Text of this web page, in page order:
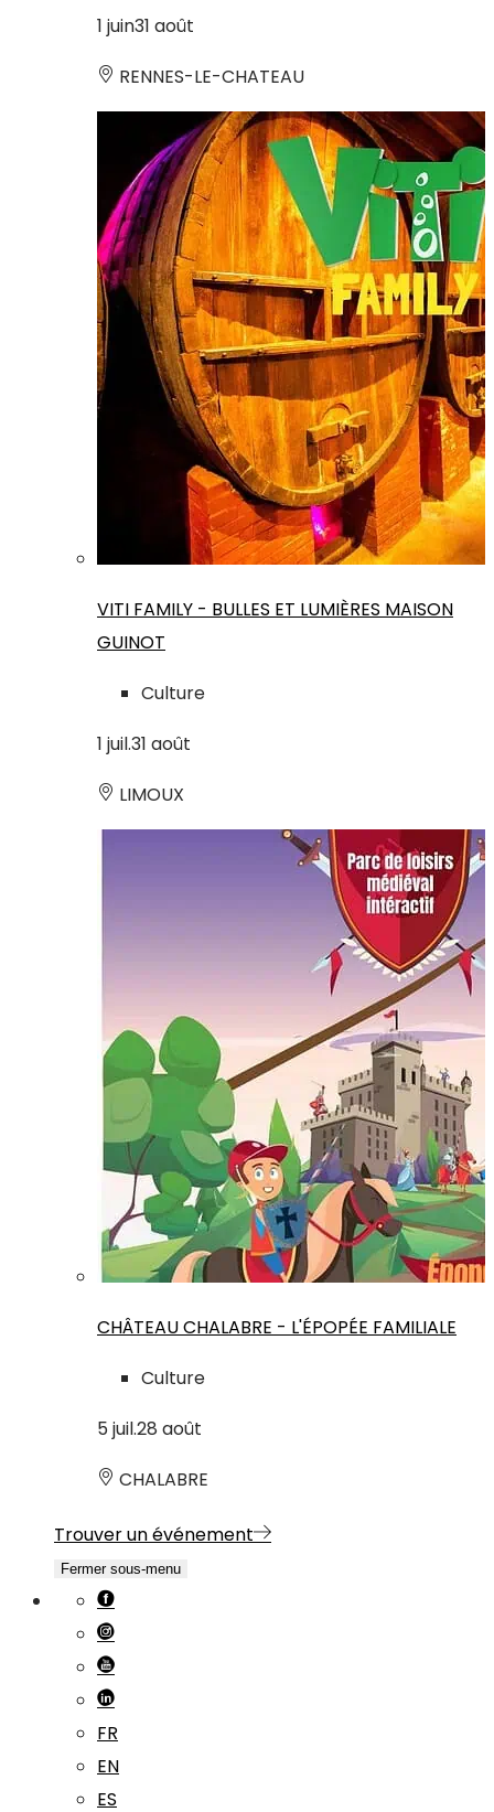
1 juin31 août
RENNES-LE-CHATEAU
VITI FAMILY - BULLES ET LUMIÈRES MAISON
GUINOT
Culture
1 juil.31 août
LIMOUX
CHÂTEAU CHALABRE - L'ÉPOPÉE FAMILIALE
Culture
5 juil.28 août
CHALABRE
Trouver un événement
Fermer sous-menu
FR
EN
ES